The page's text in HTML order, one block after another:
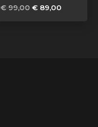
brandstofmeter
€99,00 Oorspronkelijke
€ 89,00